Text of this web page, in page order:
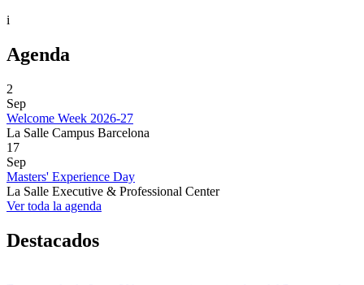
i
Agenda
2
Sep
Welcome Week 2026-27
La Salle Campus Barcelona
17
Sep
Masters' Experience Day
La Salle Executive & Professional Center
Ver toda la agenda
Destacados